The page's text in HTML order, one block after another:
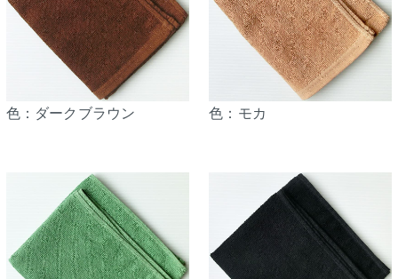
色：ダークブラウン 色：モカ